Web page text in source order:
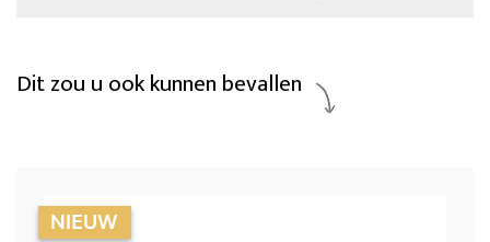
Dit zou u ook kunnen bevallen